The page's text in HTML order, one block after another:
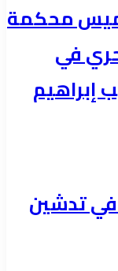
محكمة
في
إبراهيم
في تدشين